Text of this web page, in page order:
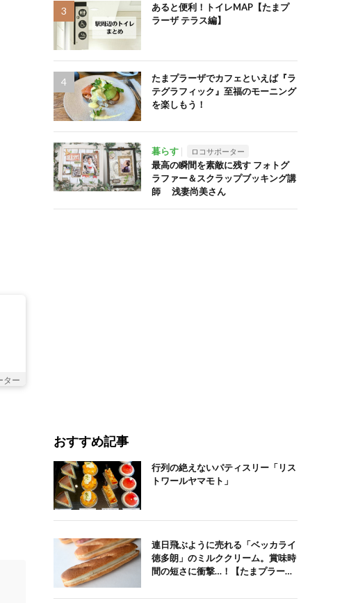
ター
あると便利！トイレMAP【たまプ
ラーザ テラス編】
たまプラーザでカフェといえば『ラ
テグラフィック』至福のモーニング
を楽しもう！
暮らす ロコサポーター
最高の瞬間を素敵に残す フォトグ
ラファー＆スクラップブッキング講
師 浅妻尚美さん
おすすめ記事
行列の絶えないパティスリー「リス
トワールヤマモト」
連日飛ぶように売れる「ベッカライ
徳多朗」のミルククリーム。賞味時
間の短さに衝撃…！【たまプラー